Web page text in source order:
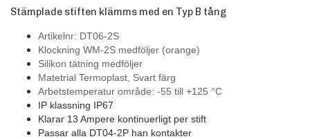
Stämplade stiften klämms med en Typ B tång
Artikelnr: DT06-2S
Klockning WM-2S medföljer (orange)
Silikon tätning medföljer
Matetrial Termoplast, Svart färg
Arbetstemperatur område: -55 till +125 °C
IP klassning IP67
Klarar 13 Ampere kontinuerligt per stift
Passar alla DT04-2P han kontakter